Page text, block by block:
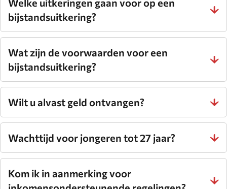
Welke uitkeringen gaan voor op een
bijstandsuitkering?
Wat zijn de voorwaarden voor een
bijstandsuitkering?
Wilt u alvast geld ontvangen?
Wachttijd voor jongeren tot 27 jaar?
Kom ik in aanmerking voor